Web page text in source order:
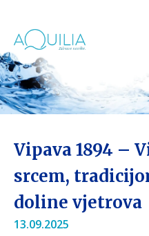
Vipava 1894 –
srcem,
doline vjetrova
13.09.2025Tuš glave